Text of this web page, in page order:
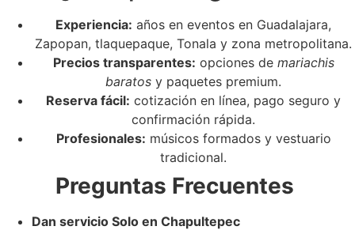
Experiencia: años en eventos en Guadalajara,
Zapopan, tlaquepaque, Tonala y zona metropolitana.
Precios transparentes: opciones de mariachis
baratos y paquetes premium.
Reserva fácil: cotización en línea, pago seguro y
confirmación rápida.
Profesionales: músicos formados y vestuario
tradicional.
Preguntas Frecuentes
Dan servicio Solo en Chapultepec